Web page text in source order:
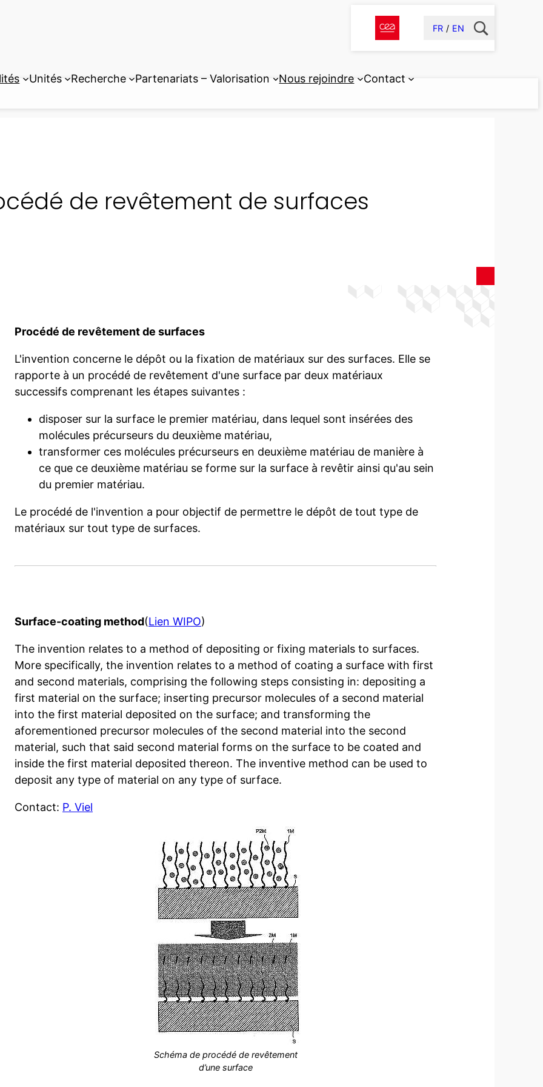
FR EN
Unités Recherche Partenariats – Valorisation Nous rejoindre Contact
de revêtement de surfaces
Procédé de revêtement de surfaces
L'invention concerne le dépôt ou la fixation de matériaux sur des surfaces. Elle se
rapporte à un procédé de revêtement d'une surface par deux matériaux
successifs comprenant les étapes suivantes :
disposer sur la surface le premier matériau, dans lequel sont insérées des
molécules précurseurs du deuxième matériau,
transformer ces molécules précurseurs en deuxième matériau de manière à
ce que ce deuxième matériau se forme sur la surface à revêtir ainsi qu'au sein
du premier matériau.
Le procédé de l'invention a pour objectif de permettre le dépôt de tout type de
matériaux sur tout type de surfaces.
Surface-coating method(Lien WIPO)
The invention relates to a method of depositing or fixing materials to surfaces.
More specifically, the invention relates to a method of coating a surface with first
and second materials, comprising the following steps consisting in: depositing a
first material on the surface; inserting precursor molecules of a second material
into the first material deposited on the surface; and transforming the
aforementioned precursor molecules of the second material into the second
material, such that said second material forms on the surface to be coated and
inside the first material deposited thereon. The inventive method can be used to
deposit any type of material on any type of surface.
Contact: P. Viel
Schéma de procédé de revêtement
d’une surface